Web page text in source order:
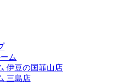
ム
伊豆の国韮山店
三島店